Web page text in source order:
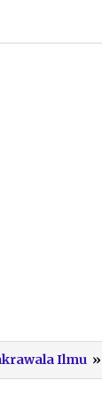
Ilmu »